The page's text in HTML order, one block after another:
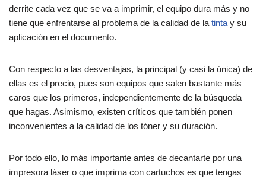
derrite cada vez que se va a imprimir, el equipo dura más y no
tiene que enfrentarse al problema de la calidad de la tinta y su
aplicación en el documento.
Con respecto a las desventajas, la principal (y casi la única) de
ellas es el precio, pues son equipos que salen bastante más
caros que los primeros, independientemente de la búsqueda
que hagas. Asimismo, existen críticos que también ponen
inconvenientes a la calidad de los tóner y su duración.
Por todo ello, lo más importante antes de decantarte por una
impresora láser o que imprima con cartuchos es que tengas